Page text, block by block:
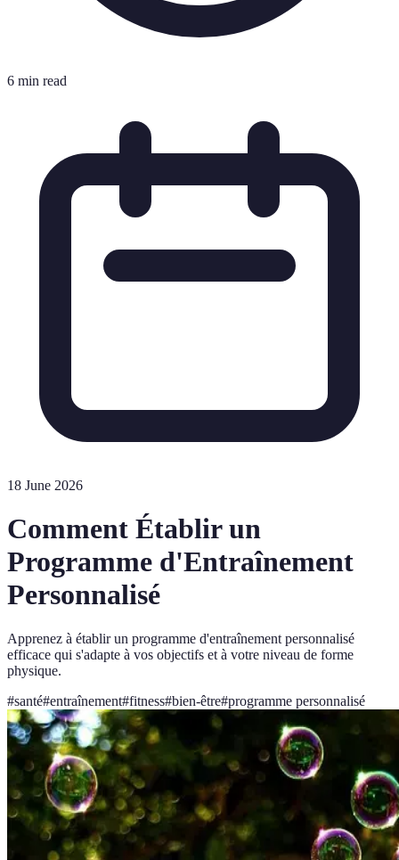
6 min read
18 June 2026
Comment Établir un
Programme d'Entraînement
Personnalisé
Apprenez à établir un programme d'entraînement personnalisé
efficace qui s'adapte à vos objectifs et à votre niveau de forme
physique.
#santé#entraînement#fitness#bien-être#programme personnalisé